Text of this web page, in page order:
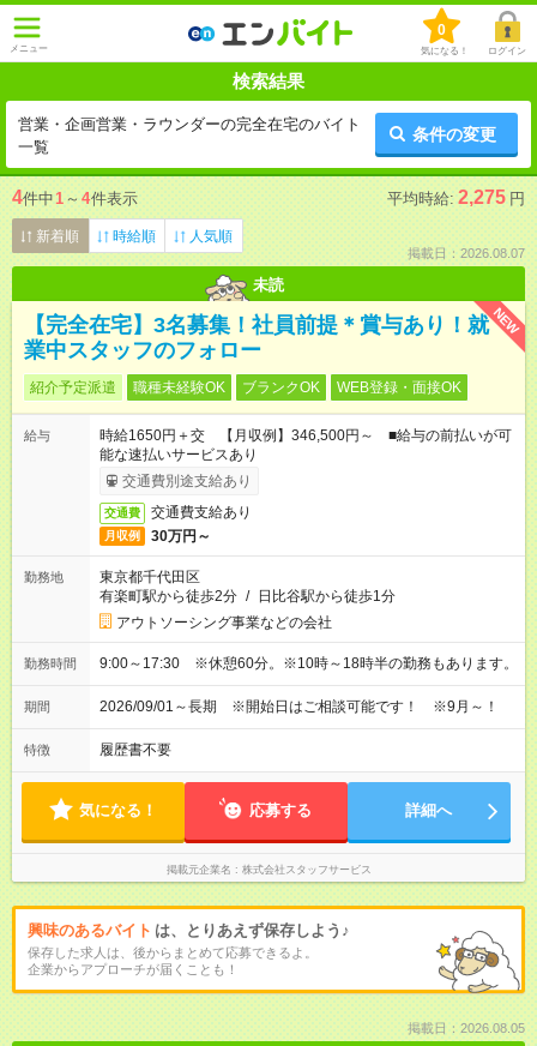
メニュー
0
気になる！ ログイン
検索結果
営業・企画営業・ラウンダーの完全在宅のバイト
一覧
条件の変更
4件中1 ～ 4件表示 平均時給: 2,275 円
新着順 時給順 人気順
掲載日：2026.08.07
未読
NEW
【完全在宅】3名募集！社員前提＊賞与あり！就
業中スタッフのフォロー
紹介予定派遣 職種未経験OK ブランクOK WEB登録・面接OK
給与
時給1650円＋交 【月収例】346,500円～ ■給与の前払いが可
能な速払いサービスあり
交通費別途支給あり
交通費 交通費支給あり
月収例 30万円～
勤務地
東京都千代田区
有楽町駅から徒歩2分 / 日比谷駅から徒歩1分
アウトソーシング事業などの会社
勤務時間 9:00～17:30 ※休憩60分。※10時～18時半の勤務もあります。
期間 2026/09/01～長期 ※開始日はご相談可能です！ ※9月～！
特徴 履歴書不要
気になる！ 応募する 詳細へ
掲載元企業名 株式会社スタッフサービス
興味のあるバイト は、とりあえず保存しよう♪
保存した求人は、後からまとめて応募できるよ。
企業からアプローチが届くことも！
掲載日：2026.08.05